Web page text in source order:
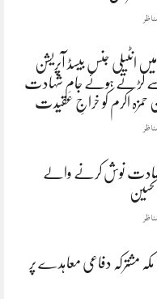
انٹیلی جنس بیسڈ آپریشن
لڑتے ہوئے جامِ شہادت
اکرم کو خراجِ عقیدت
شہادت نوش کرنے والے
مشترکہ دفاعی معاہدے پر